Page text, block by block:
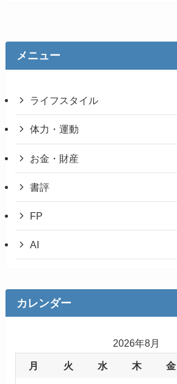
メニュー
ライフスタイル
体力・運動
お金・財産
書評
FP
AI
カレンダー
2026年8月
月 火 水 木 金